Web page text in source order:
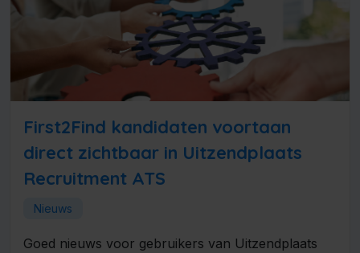
First2Find kandidaten voortaan
direct zichtbaar in Uitzendplaats
Recruitment ATS
Nieuws
Goed nieuws voor gebruikers van Uitzendplaats